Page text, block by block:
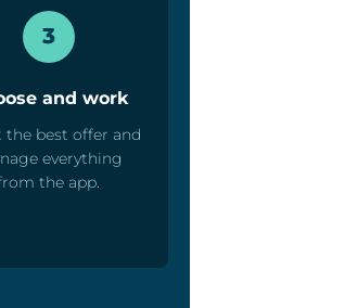
3
and work
the best offer and
everything
the app.